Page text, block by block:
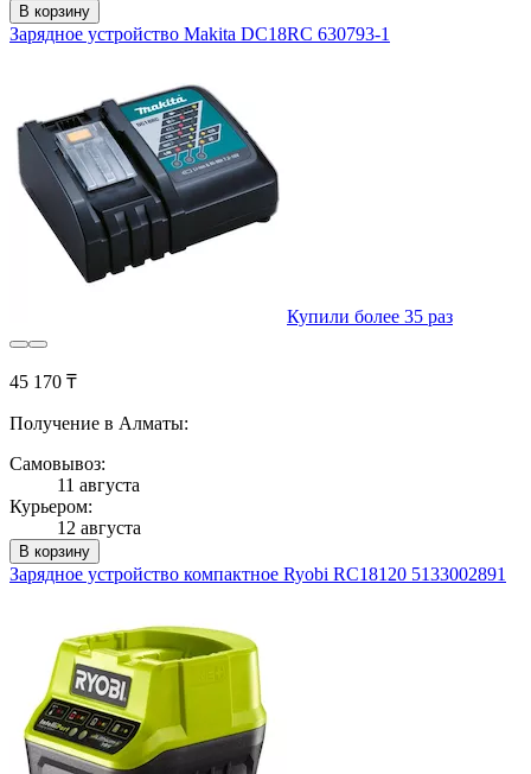
В корзину
Зарядное устройство Makita DC18RC 630793-1
Купили более 35 раз
45 170 ₸
Получение в Алматы:
Самовывоз:
11 августа
Курьером:
12 августа
В корзину
Зарядное устройство компактное Ryobi RC18120 5133002891